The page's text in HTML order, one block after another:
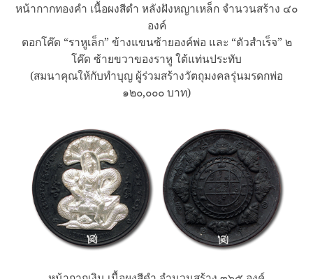
หน้ากากทองคำ เนื้อผงสีดำ หลังฝังหญาเหล็ก จำนวนสร้าง ๔๐
องค์
ตอกโค๊ด “ราหูเล็ก” ข้างแขนซ้ายองค์พ่อ และ “ตัวสำเร็จ” ๒
โค๊ด ซ้ายขวาของราหู ใต้แท่นประทับ
(สมนาคุณให้กับทำบุญ ผู้ร่วมสร้างวัตถุมงคลรุ่นมรดกพ่อ
๑๒๐,๐๐๐ บาท)